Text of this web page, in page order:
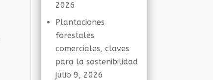
2026
Plantaciones
forestales
comerciales, claves
para la sostenibilidad
julio 9, 2026